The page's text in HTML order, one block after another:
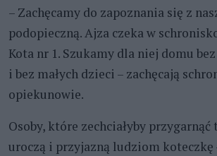
– Zachęcamy do zapoznania się z
podopieczną. Ajza czeka w
Kota nr 1. Szukamy dla niej domu
i bez małych dzieci – zachęcają
opiekunowie.
Osoby, które zechciałyby
uroczą i przyjazną ludziom koteczkę